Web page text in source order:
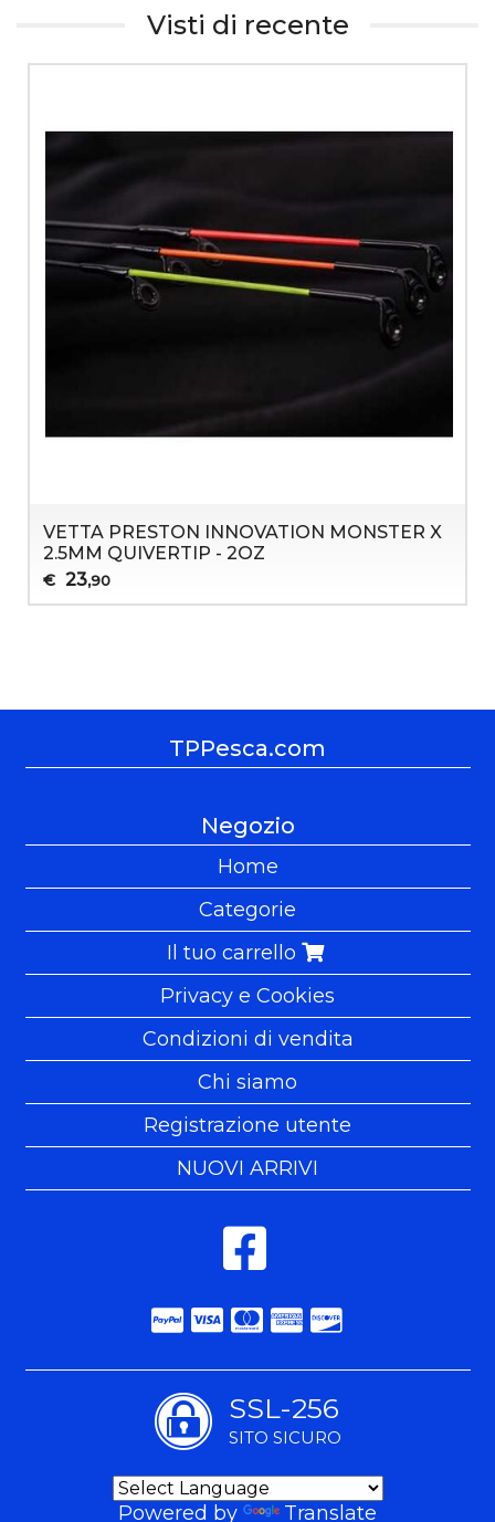
Visti di recente
VETTA PRESTON INNOVATION MONSTER X
2.5MM QUIVERTIP - 2OZ
€ 23,90
TPPesca.com
Negozio
Home
Categorie
Il tuo carrello
Privacy e Cookies
Condizioni di vendita
Chi siamo
Registrazione utente
NUOVI ARRIVI
SSL-256
SITO SICURO
Powered by Translate